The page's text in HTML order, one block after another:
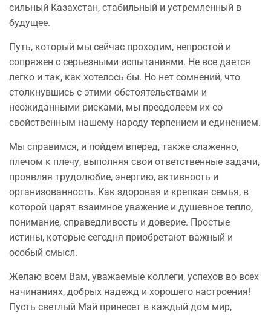
сильный Казахстан, стабильный и устремленный в
будущее.
Путь, который мы сейчас проходим, непростой и
сопряжен с серьезными испытаниями. Не все дается
легко и так, как хотелось бы. Но нет сомнений, что
столкнувшись с этими обстоятельствами и
неожиданными рисками, мы преодолеем их со
свойственным нашему народу терпением и единением.
Мы справимся, и пойдем вперед, также слаженно,
плечом к плечу, выполняя свои ответственные задачи,
проявляя трудолюбие, энергию, активность и
организованность. Как здоровая и крепкая семья, в
которой царят взаимное уважение и душевное тепло,
понимание, справедливость и доверие. Простые
истины, которые сегодня приобретают важный и
особый смысл.
Желаю всем Вам, уважаемые коллеги, успехов во всех
начинаниях, добрых надежд и хорошего настроения!
Пусть светлый Май принесет в каждый дом мир,